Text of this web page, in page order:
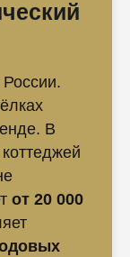
В
от 20 000